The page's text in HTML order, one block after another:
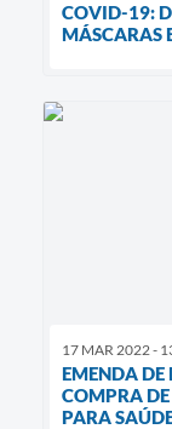
COVID-19:
MÁSCARAS
17 MAR 2022 -
EMENDA DE
COMPRA
PARA